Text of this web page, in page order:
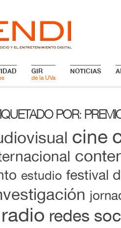
GIR
de la UVa
NOTICIAS
POR:
cine
estudio festival
radio redes